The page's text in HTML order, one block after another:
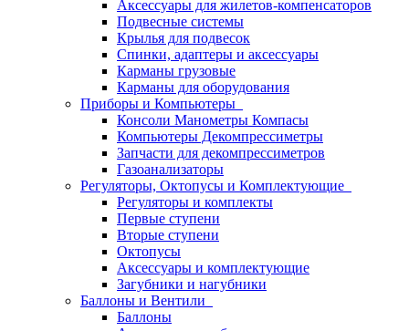
Аксессуары для жилетов-компенсаторов
Подвесные системы
Крылья для подвесок
Спинки, адаптеры и аксессуары
Карманы грузовые
Карманы для оборудования
Приборы и Компьютеры
Консоли Манометры Компасы
Компьютеры Декомпрессиметры
Запчасти для декомпрессиметров
Газоанализаторы
Регуляторы, Октопусы и Комплектующие
Регуляторы и комплекты
Первые ступени
Вторые ступени
Октопусы
Аксессуары и комплектующие
Загубники и нагубники
Баллоны и Вентили
Баллоны